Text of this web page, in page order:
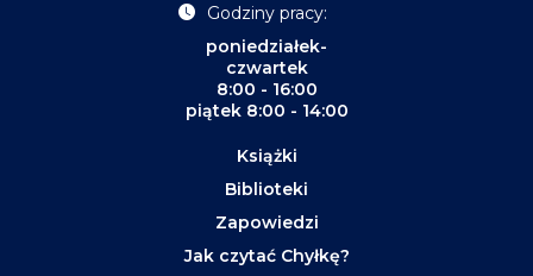
Godziny pracy:
poniedziałek-
czwartek
8:00 - 16:00
piątek 8:00 - 14:00
Książki
Biblioteki
Zapowiedzi
Jak czytać Chyłkę?